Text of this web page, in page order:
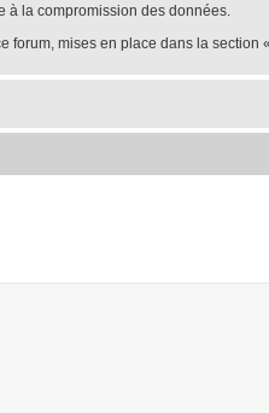
à la compromission des données.
forum, mises en place dans la section